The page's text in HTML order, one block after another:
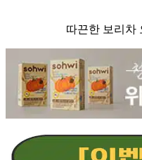
따끈한 보리차